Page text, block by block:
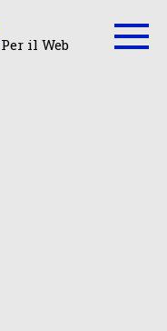
il Web